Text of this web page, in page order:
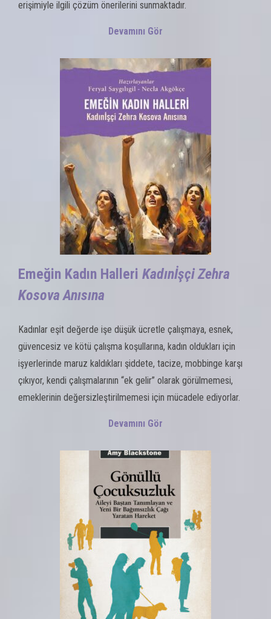
erişimiyle ilgili çözüm önerilerini sunmaktadır.
Devamını Gör
Emeğin Kadın Halleri Kadınİşçi Zehra
Kosova Anısına
Kadınlar eşit değerde işe düşük ücretle çalışmaya, esnek,
güvencesiz ve kötü çalışma koşullarına, kadın oldukları için
işyerlerinde maruz kaldıkları şiddete, tacize, mobbinge karşı
çıkıyor, kendi çalışmalarının “ek gelir” olarak görülmemesi,
emeklerinin değersizleştirilmemesi için mücadele ediyorlar.
Devamını Gör